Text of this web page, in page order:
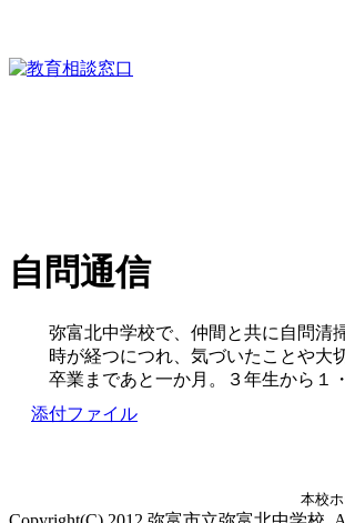
自問通信
弥富北中学校で、仲間と共に自問清
時が経つにつれ、気づいたことや大
卒業まであと一か月。３年生から１
添付ファイル
本校